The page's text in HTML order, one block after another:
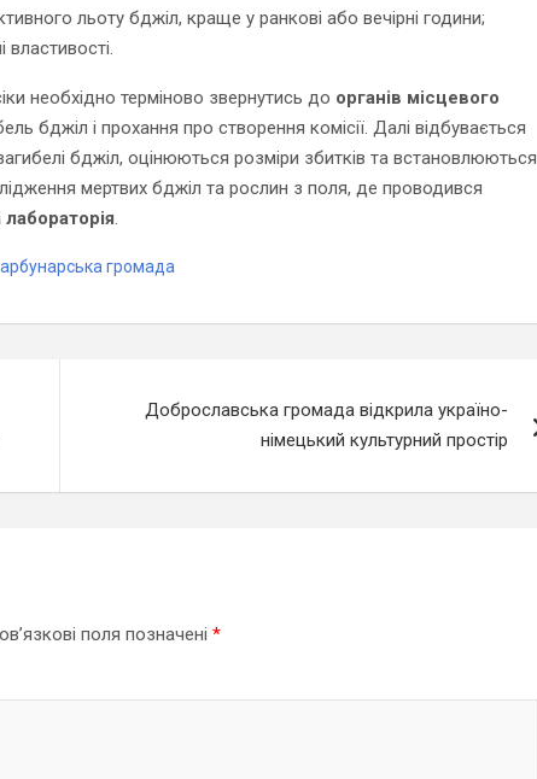
льоту бджіл, краще у ранкові або вечірні години;
властивості.
необхідно терміново звернутись до органів місцевого
бджіл і прохання про створення комісії. Далі відбувається
бджіл, оцінюються розміри збитків та встановлюються
мертвих бджіл та рослин з поля, де проводився
лабораторія.
громада
Доброславська громада відкрила україно-
німецький культурний простір
поля позначені *